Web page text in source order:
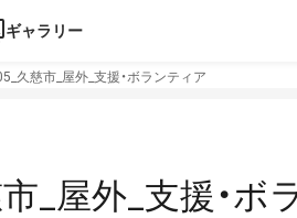
ギャラリー
久慈市_屋外_支援・ボランティア
_屋外_支援・ボ